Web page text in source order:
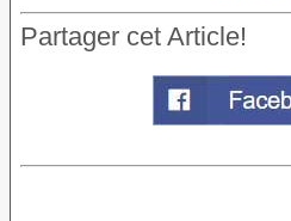
Partager cet Article!